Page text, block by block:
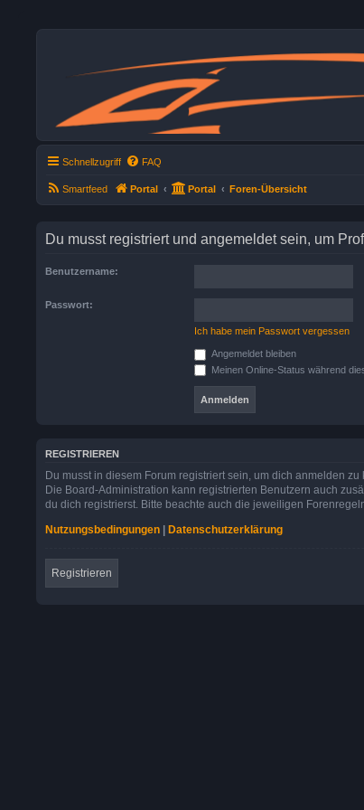
Schnellzugriff FAQ
Smartfeed Portal Portal Foren-Übersicht
Du musst registriert und angemeldet sein, um
Benutzername:
Passwort:
Ich habe mein Passwort vergessen
Angemeldet bleiben
Meinen Online-Status während
REGISTRIEREN
Du musst in diesem Forum registriert sein, um dich anmelden
Die Board-Administration kann registrierten Benutzern auch
du dich registrierst. Bitte beachte auch die jeweiligen
Nutzungsbedingungen | Datenschutzerklärung
Registrieren